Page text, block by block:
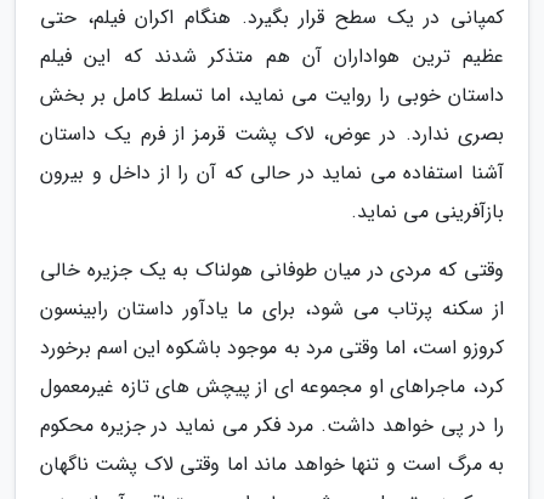
کمپانی در یک سطح قرار بگیرد. هنگام اکران فیلم، حتی
عظیم ترین هواداران آن هم متذکر شدند که این فیلم
داستان خوبی را روایت می نماید، اما تسلط کامل بر بخش
بصری ندارد. در عوض، لاک پشت قرمز از فرم یک داستان
آشنا استفاده می نماید در حالی که آن را از داخل و بیرون
بازآفرینی می نماید.
وقتی که مردی در میان طوفانی هولناک به یک جزیره خالی
از سکنه پرتاب می شود، برای ما یادآور داستان رابینسون
کروزو است، اما وقتی مرد به موجود باشکوه این اسم برخورد
کرد، ماجراهای او مجموعه ای از پیچش های تازه غیرمعمول
را در پی خواهد داشت. مرد فکر می نماید در جزیره محکوم
به مرگ است و تنها خواهد ماند اما وقتی لاک پشت ناگهان